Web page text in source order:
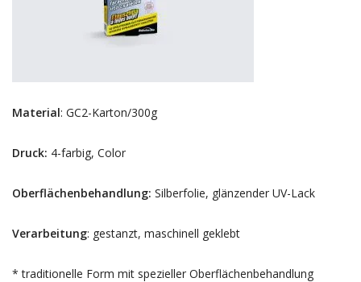
Material: GC2-Karton/300g
Druck: 4-farbig, Color
Oberflächenbehandlung: Silberfolie, glänzender UV-Lack
Verarbeitung: gestanzt, maschinell geklebt
* traditionelle Form mit spezieller Oberflächenbehandlung